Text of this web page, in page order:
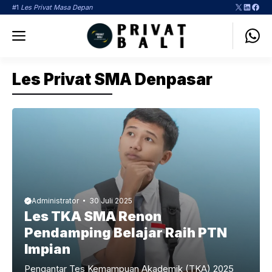
Langsung
#1 Les Privat Masa Depan X
Menu
Les Privat SMA Denpasar
Administrator 30 Juli 2025
Les TKA SMA Renon
Pendamping Belajar Raih PTN
Impian
Pengantar Tes Kemampuan Akademik (TKA) 2025